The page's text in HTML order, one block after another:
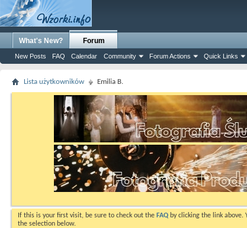
What's New? Forum
New Posts FAQ Calendar Community Forum Actions Quick Links
Lista użytkowników Emilia B.
If this is your first visit, be sure to check out the FAQ by clicking the link above.
the selection below.